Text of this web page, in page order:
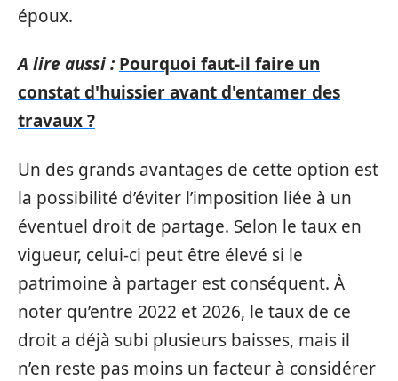
époux.
A lire aussi : Pourquoi faut-il faire un
constat d'huissier avant d'entamer des
travaux ?
Un des grands avantages de cette option est
la possibilité d’éviter l’imposition liée à un
éventuel droit de partage. Selon le taux en
vigueur, celui-ci peut être élevé si le
patrimoine à partager est conséquent. À
noter qu’entre 2022 et 2026, le taux de ce
droit a déjà subi plusieurs baisses, mais il
n’en reste pas moins un facteur à considérer